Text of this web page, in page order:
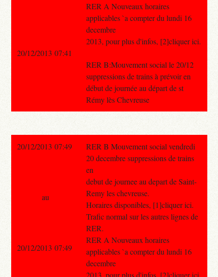
RER A Nouveaux horaires
applicables `a compter du lundi 16
decembre
2013, pour plus d'infos, [2]cliquer ici.
RER B:Mouvement social le 20/12
suppressions de trains à prévoir en
début de journée au départ de st
Rémy lès Chevreuse
20/12/2013 07:41
20/12/2013 07:49
RER B Mouvement social vendredi
20 decembre suppressions de trains
en
debut de journee au depart de Saint-
Remy les chevreuse.
Horaires disponibles, [1]cliquer ici.
Trafic normal sur les autres lignes de
RER.
RER A Nouveaux horaires
applicables `a compter du lundi 16
decembre
2013, pour plus d'infos, [2]cliquer ici.
au
20/12/2013 07:49